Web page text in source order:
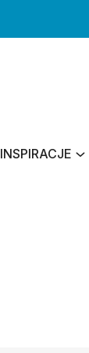
INSPIRACJE